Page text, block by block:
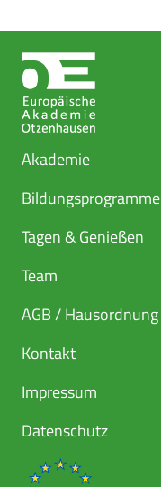
Akademie
Bildungsprogramme
Tagen & Genießen
Team
AGB / Hausordnung
Kontakt
Impressum
Datenschutz